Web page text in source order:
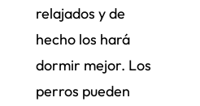
relajados y de
hecho los hará
dormir mejor. Los
perros pueden